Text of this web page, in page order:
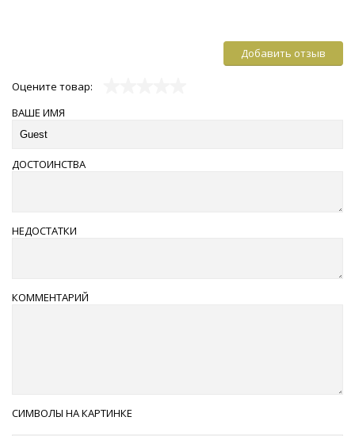
Добавить отзыв
Оцените товар:
ВАШЕ ИМЯ
ДОСТОИНСТВА
НЕДОСТАТКИ
КОММЕНТАРИЙ
СИМВОЛЫ НА КАРТИНКЕ